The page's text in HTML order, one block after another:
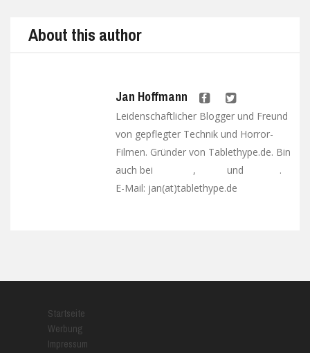
About this author
Jan Hoffmann
Leidenschaftlicher Blogger und Freund
von gepflegter Technik und Horror-
Filmen. Gründer von Tablethype.de. Bin
auch bei
, und
.
E-Mail: jan(at)tablethype.de
Startseite
Werbung
Impressum